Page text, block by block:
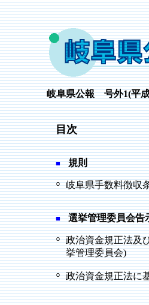
岐阜県公報 号外1(平
目次
■ 規則
○ 岐阜県手数料徴収
■ 選挙管理委員会告
○ 政治資金規正法及
挙管理委員会)
○ 政治資金規正法に